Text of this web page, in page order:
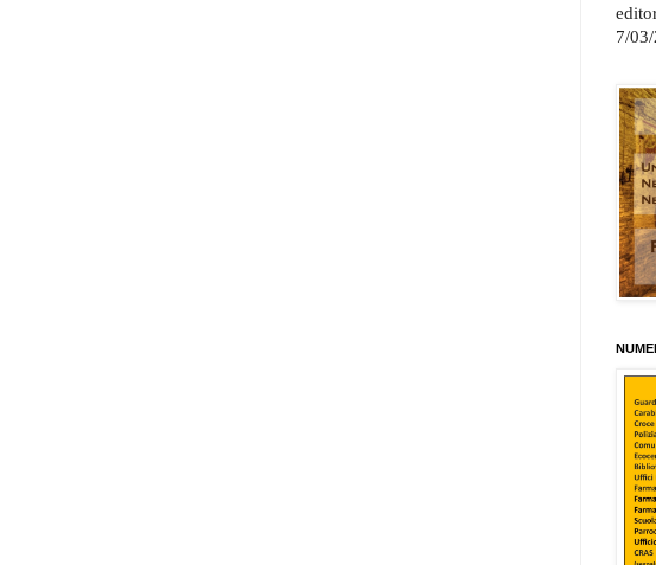
7/